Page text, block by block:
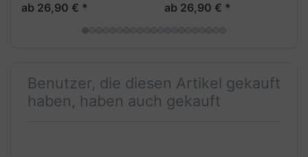
ab 26,90 € * ab 26,90 € *
Benutzer, die diesen Artikel gekauft
haben, haben auch gekauft